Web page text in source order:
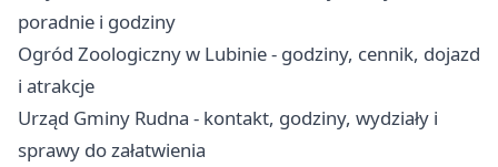
poradnie i godziny
Ogród Zoologiczny w Lubinie - godziny, cennik, dojazd
i atrakcje
Urząd Gminy Rudna - kontakt, godziny, wydziały i
sprawy do załatwienia